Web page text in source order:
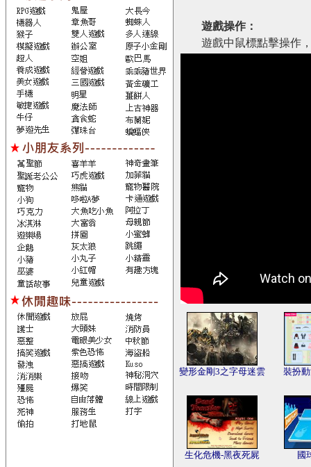
遊戲操作：
遊戲中鼠標點擊操作
變形金剛3之字母迷雲 裝扮
生化危機-黑夜死屍 國